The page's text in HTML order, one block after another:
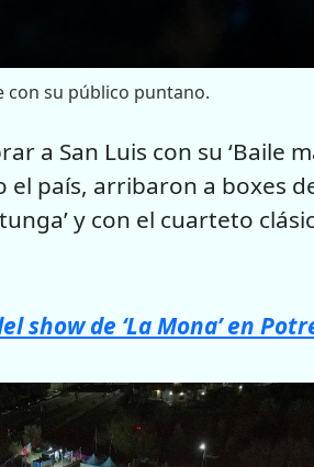
con su público puntano.
a San Luis con su ‘Baile
país, arribaron a boxes
y con el cuarteto
show de ‘La Mona’ en